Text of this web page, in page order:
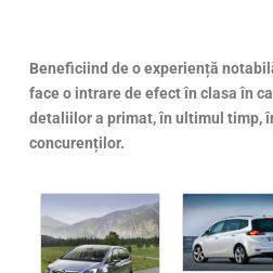
Beneficiind de o experiență
face o intrare de efect în clasa în
detaliilor a primat, în ultimul timp,
concurenților.